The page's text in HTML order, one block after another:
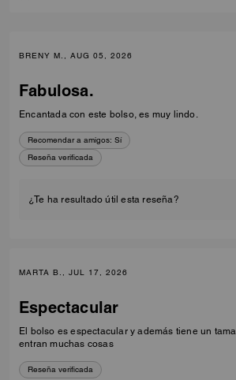
BRENY M., AUG 05, 2026
Fabulosa.
Encantada con este bolso, es muy lindo.
Recomendar a amigos: Sí
Reseña verificada
¿Te ha resultado útil esta reseña?
MARTA B., JUL 17, 2026
Espectacular
El bolso es espectacular y además tiene un
entran muchas cosas
Reseña verificada